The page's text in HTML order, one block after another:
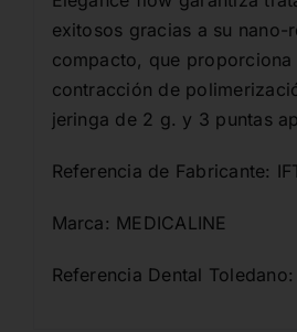
exitosos gracias a su nano-
compacto, que proporciona
contracción de
jeringa de 2 g. y 3 puntas
Referencia de Fabricante:
Marca: MEDICALINE
Referencia Dental Toledano: